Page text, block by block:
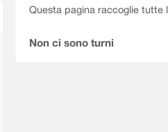
Questa pagina raccoglie tutte
Non ci sono turni